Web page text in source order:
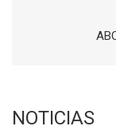
NOTICIAS